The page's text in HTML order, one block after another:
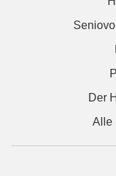
Der
Alle